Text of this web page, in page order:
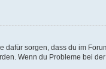
dafür sorgen, dass du im
Wenn du Probleme bei